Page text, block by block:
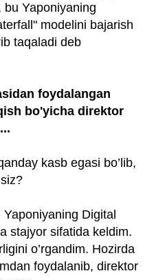
Yaponiyaning
modelini bajarish
taqaladi deb
foydalangan
bo'yicha direktor
kasb egasi bo’lib,
Yaponiyaning Digital
stajyor sifatida keldim.
o’rgandim. Hozirda
foydalanib, direktor